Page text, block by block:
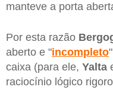
manteve a porta
Por esta razão
aberto e "incompleto
caixa (para ele, Yalta
raciocínio lógico